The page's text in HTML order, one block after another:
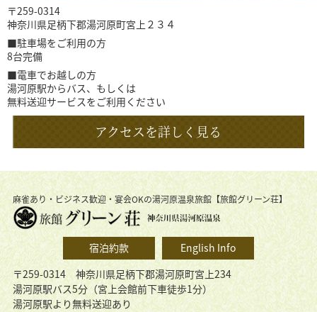
〒259-0314
神奈川県足柄下郡湯河原町宮上２３４
■駐車場をご利用の方
8台完備
■電車でお越しの方
湯河原駅からバス、もしくは
無料送迎サービスをご利用ください
アクセスを詳しく見る
麻雀あり・ビジネス歓迎・宴会OKの湯河原温泉旅館【旅館グリーン荘】
宿泊約款
English Info
〒259-0314 神奈川県足柄下郡湯河原町宮上234
湯河原駅バス5分（宮上会館前下車徒歩1分）
湯河原駅より無料送迎あり